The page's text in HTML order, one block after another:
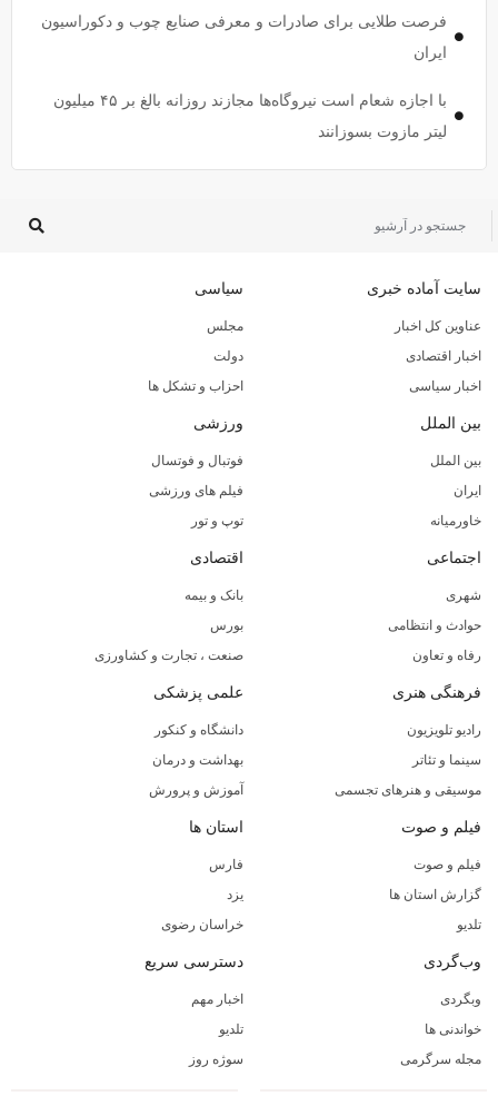
فرصت طلایی برای صادرات و معرفی صنایع چوب و دکوراسیون
ایران
با اجازه شعام است نیروگاه‌ها مجازند روزانه بالغ بر ۴۵ میلیون
لیتر مازوت بسوزانند
سایت آماده خبری
عناوین کل اخبار
اخبار اقتصادی
اخبار سیاسی
سیاسی
مجلس
دولت
احزاب و تشکل ها
بین الملل
بین الملل
ایران
خاورمیانه
ورزشی
فوتبال و فوتسال
فیلم های ورزشی
توپ و تور
اجتماعی
شهری
حوادث و انتظامی
رفاه و تعاون
اقتصادی
بانک و بیمه
بورس
صنعت ، تجارت و کشاورزی
فرهنگی هنری
رادیو تلویزیون
سینما و تئاتر
موسیقی و هنرهای تجسمی
علمی پزشکی
دانشگاه و کنکور
بهداشت و درمان
آموزش و پرورش
فیلم و صوت
فیلم و صوت
گزارش استان ها
تلدیو
استان ها
فارس
یزد
خراسان رضوی
وب‌گردی
وبگردی
خواندنی ها
مجله سرگرمی
دسترسی سریع
اخبار مهم
تلدیو
سوژه روز